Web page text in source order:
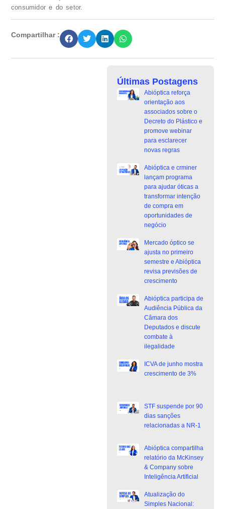
consumidor e do setor.
Compartilhar :
Últimas Postagens
Abióptica reforça
orientação aos
associados sobre o
Decreto do Plástico e
promove webinar
para esclarecer
novas regras
Abióptica e crminer
lançam programa
para ajudar óticas a
transformar intenção
de compra em
oportunidades de
negócio
Mercado óptico se
ajusta no primeiro
semestre e Abióptica
revisa previsões de
crescimento
Abióptica participa de
Audiência Pública da
Câmara dos
Deputados e discute
combate à
ilegalidade
ICVA de junho mostra
crescimento de 3%
STF suspende por 90
dias sanções
relacionadas a NR-1
Abióptica compartilha
relatório da McKinsey
& Company sobre
Inteligência Artificial
Atualização do
Simples Nacional: